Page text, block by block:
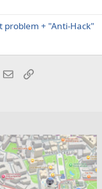
problem + "Anti-Hack"
E-MailLink